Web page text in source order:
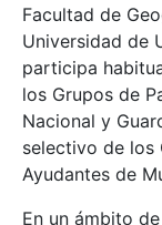
Facultad de
Universidad de
participa
los Grupos de
Nacional y
selectivo de los
Ayudantes de
En un ámbito